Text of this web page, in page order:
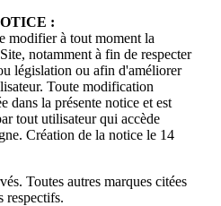
:
modifier à tout moment la
notamment à fin de respecter
législation ou afin d'améliorer
Toute modification
dans la présente notice et est
tout utilisateur qui accède
Création de la notice le 14
Toutes autres marques citées
respectifs.